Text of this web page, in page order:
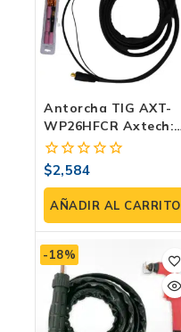
Antorcha TIG AXT-
WP26HFCR Axtech:
Para VOLT-TEC 160 Y
140
0
fuera
de
5
$2,584
AÑADIR AL CARRITO
-18%